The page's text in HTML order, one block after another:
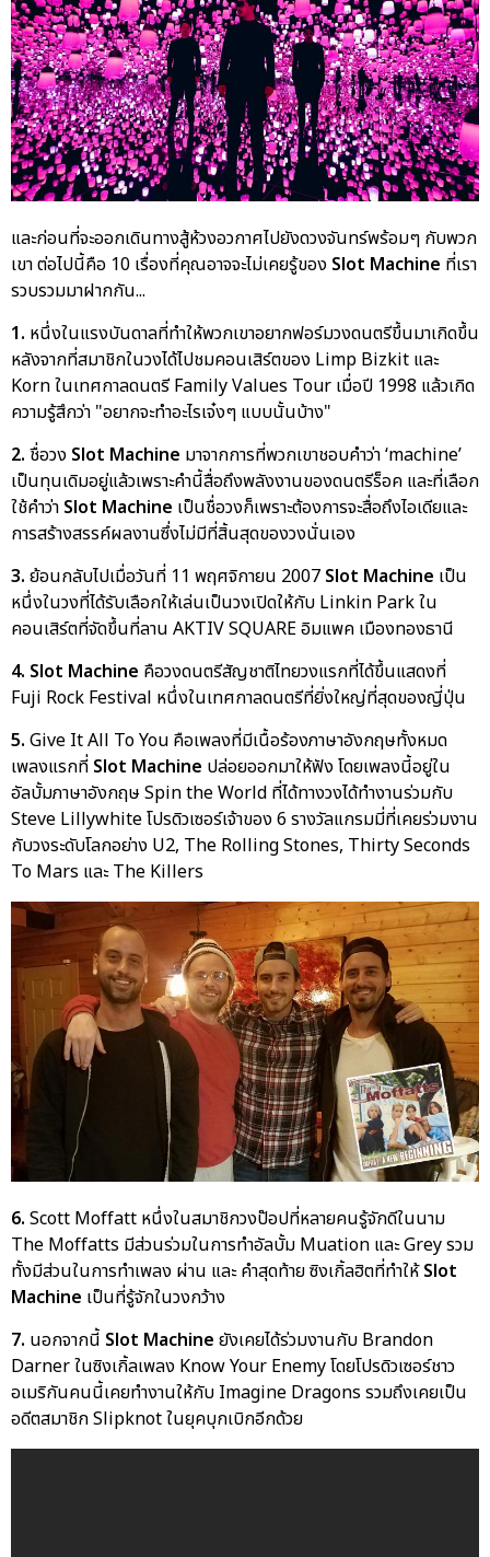
และก่อนที่จะออกเดินทางสู้ห้วงอวกาศไปยังดวงจันทร์พร้อมๆ กับพวก
เขา ต่อไปนี้คือ 10 เรื่องที่คุณอาจจะไม่เคยรู้ของ Slot Machine ที่เรา
รวบรวมมาฝากกัน...
1. หนึ่งในแรงบันดาลที่ทำให้พวกเขาอยากฟอร์มวงดนตรีขึ้นมาเกิดขึ้น
หลังจากที่สมาชิกในวงได้ไปชมคอนเสิร์ตของ Limp Bizkit และ
Korn ในเทศกาลดนตรี Family Values Tour เมื่อปี 1998 แล้วเกิด
ความรู้สึกว่า "อยากจะทำอะไรเจ๋งๆ แบบนั้นบ้าง"
2. ชื่อวง Slot Machine มาจากการที่พวกเขาชอบคำว่า ‘machine’
เป็นทุนเดิมอยู่แล้วเพราะคำนี้สื่อถึงพลังงานของดนตรีร็อค และที่เลือก
ใช้คำว่า Slot Machine เป็นชื่อวงก็เพราะต้องการจะสื่อถึงไอเดียและ
การสร้างสรรค์ผลงานซึ่งไม่มีที่สิ้นสุดของวงนั่นเอง
3. ย้อนกลับไปเมื่อวันที่ 11 พฤศจิกายน 2007 Slot Machine เป็น
หนึ่งในวงที่ได้รับเลือกให้เล่นเป็นวงเปิดให้กับ Linkin Park ใน
คอนเสิร์ตที่จัดขึ้นที่ลาน AKTIV SQUARE อิมแพค เมืองทองธานี
4. Slot Machine คือวงดนตรีสัญชาติไทยวงแรกที่ได้ขึ้นแสดงที่
Fuji Rock Festival หนึ่งในเทศกาลดนตรีที่ยิ่งใหญ่ที่สุดของญี่ปุ่น
5. Give It All To You คือเพลงที่มีเนื้อร้องภาษาอังกฤษทั้งหมด
เพลงแรกที่ Slot Machine ปล่อยออกมาให้ฟัง โดยเพลงนี้อยู่ใน
อัลบั้มภาษาอังกฤษ Spin the World ที่ได้ทางวงได้ทำงานร่วมกับ
Steve Lillywhite โปรดิวเซอร์เจ้าของ 6 รางวัลแกรมมี่ที่เคยร่วมงาน
กับวงระดับโลกอย่าง U2, The Rolling Stones, Thirty Seconds
To Mars และ The Killers
6. Scott Moffatt หนึ่งในสมาชิกวงป๊อปที่หลายคนรู้จักดีในนาม
The Moffatts มีส่วนร่วมในการทำอัลบั้ม Muation และ Grey รวม
ทั้งมีส่วนในการทำเพลง ผ่าน และ คำสุดท้าย ซิงเกิ้ลฮิตที่ทำให้Slot
Machine เป็นที่รู้จักในวงกว้าง
7. นอกจากนี้ Slot Machine ยังเคยได้ร่วมงานกับ Brandon
Darner ในซิงเกิ้ลเพลง Know Your Enemy โดยโปรดิวเซอร์ชาว
อเมริกันคนนี้เคยทำงานให้กับ Imagine Dragons รวมถึงเคยเป็น
อดีตสมาชิก Slipknot ในยุคบุกเบิกอีกด้วย